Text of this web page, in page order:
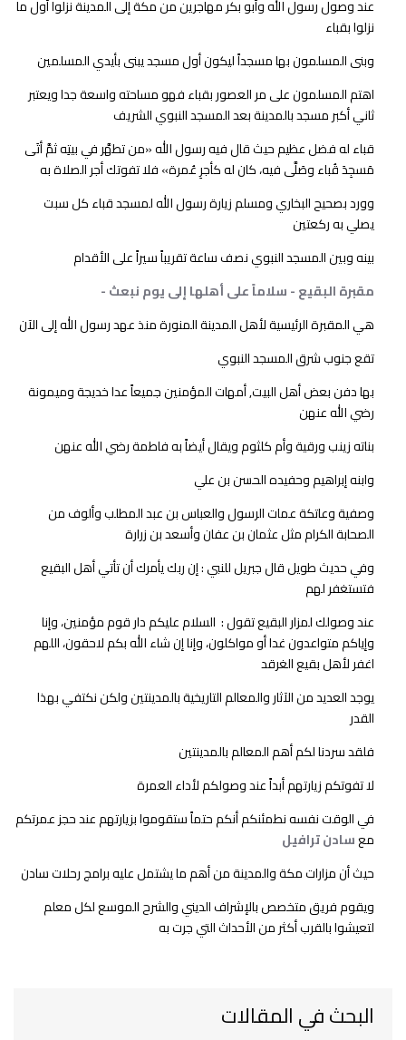
عند وصول رسول الله وأبو بكر مهاجرين من مكة إلى المدينة نزلوا أول ما
نزلوا بقباء
وبنى المسلمون بها مسجداً ليكون أول مسجد يبنى بأيدي المسلمين
اهتم المسلمون على مر العصور بقباء فهو مساحته واسعة جدا ويعتبر
ثاني أكبر مسجد بالمدينة بعد المسجد النبوي الشريف
قباء له فضل عظيم حيث قال فيه رسول الله «من تطهَّر في بيتِه ثمَّ أتَى
مَسجِدَ قُباء وصَلَّى فيه، كان له كأجرِ عُمرة» فلا تفوتك أجر الصلاة به
وورد بصحيح البخاري ومسلم زيارة رسول الله لمسجد قباء كل سبت
يصلي به ركعتين
بينه وبين المسجد النبوي نصف ساعة تقريباً سيراً على الأقدام
مقبرة البقيع - سلاماً على أهلها إلى يوم نبعث -
هي المقبرة الرئيسية لأهل المدينة المنورة منذ عهد رسول الله إلى الآن
تقع جنوب شرق المسجد النبوي
بها دفن بعض أهل البيت, أمهات المؤمنين جميعاً عدا خديجة وميمونة
رضي الله عنهن
بناته زينب ورقية وأم كلثوم ويقال أيضاً به فاطمة رضي الله عنهن
وابنه إبراهيم وحفيده الحسن بن علي
وصفية وعاتكة عمات الرسول والعباس بن عبد المطلب وألوف من
الصحابة الكرام مثل عثمان بن عفان وأسعد بن زرارة
وفي حديث طويل قال جبريل للنبي : إن ربك يأمرك أن تأتي أهل البقيع
فتستغفر لهم
عند وصولك لمزار البقيع تقول : السلام عليكم دار قوم مؤمنين، وإنا
وإياكم متواعدون غدا أو مواكلون، وإنا إن شاء الله بكم لاحقون، اللهم
اغفر لأهل بقيع الغرقد
يوجد العديد من الآثار والمعالم التاريخية بالمدينتين ولكن نكتفي بهذا
القدر
فلقد سردنا لكم أهم المعالم بالمدينتين
لا تفوتكم زيارتهم أبداً عند وصولكم لأداء العمرة
في الوقت نفسه نطمئنكم أنكم حتماً ستقوموا بزيارتهم عند حجز عمرتكم
معسادن ترافيل
حيث أن مزارات مكة والمدينة من أهم ما يشتمل عليه برامج رحلات سادن
ويقوم فريق متخصص بالإشراف الديني والشرح الموسع لكل معلم
لتعيشوا بالقرب أكثر من الأحداث التي جرت به
البحث في المقالات